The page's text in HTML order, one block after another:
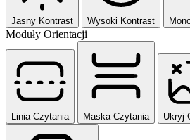
Jasny Kontrast Wysoki Kontrast
Moduły Orientacji
Linia Czytania Maska Czytania Ukryj